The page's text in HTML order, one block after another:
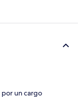
por un cargo